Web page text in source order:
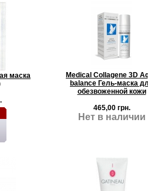
маска
Medical Collagene 3D
balance Гель-маска
обезвоженной кожи
465,00 грн.
Нет в наличии